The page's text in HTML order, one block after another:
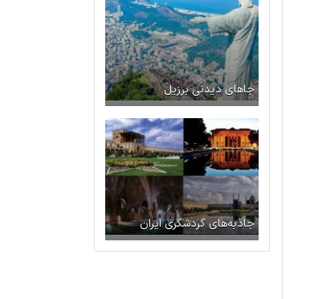
جاهای دیدنی برزیل
جاذبه‌های گردشگری ایران